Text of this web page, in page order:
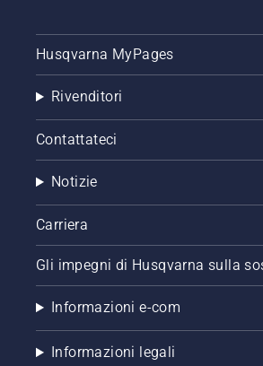
Husqvarna MyPages
Rivenditori
Contattateci
Notizie
Carriera
Gli impegni di Husqvarna sulla
Informazioni e-com
Informazioni legali